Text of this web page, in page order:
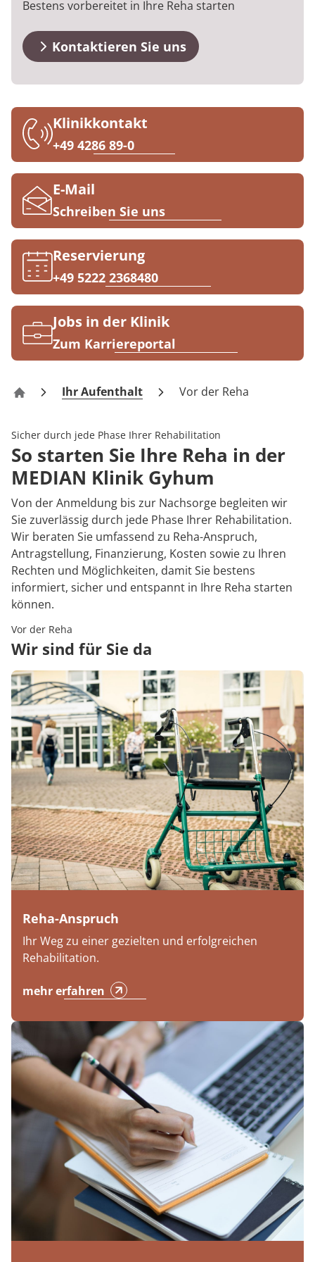
Blog
Veranstaltungen
Anreise
FAQs
Kontakt
Kosten & Kostenträger
Zuzahlung & Befreiung
Kinder-und Jugendreha
Gastroenterologie
Geriatrie
Gynäkologie
HTS & Cochlea
Long Covid
Onkologie
Pneumologie
Rheumatologie
Prävention
Nachsorge
Qualität & Expertise
Energiepolitik
Publikationsdatenbank
Ihr Weg zu MEDIAN
Kosten & Kostenträger
Zuzahlung & Befreiung
Reha Checkliste
Zuweiser
Über MEDIAN
Kooperationen
Presse
Blog
Karriere
Bestens vorbereitet in Ihre Reha starten
Kontaktieren Sie uns
Klinikkontakt
+49 4286 89-0
E-Mail
Schreiben Sie uns
Reservierung
+49 5222 2368480
Jobs in der Klinik
Zum Karriereportal
Klinik Gyhum
Ihr Aufenthalt Vor der Reha
Sicher durch jede Phase Ihrer Rehabilitation
So starten Sie Ihre Reha in der
MEDIAN Klinik Gyhum
Von der Anmeldung bis zur Nachsorge begleiten wir
Sie zuverlässig durch jede Phase Ihrer Rehabilitation.
Wir beraten Sie umfassend zu Reha-Anspruch,
Antragstellung, Finanzierung, Kosten sowie zu Ihren
Rechten und Möglichkeiten, damit Sie bestens
informiert, sicher und entspannt in Ihre Reha starten
können.
Vor der Reha
Wir sind für Sie da
Reha-Anspruch
Ihr Weg zu einer gezielten und erfolgreichen
Rehabilitation.
mehr erfahren